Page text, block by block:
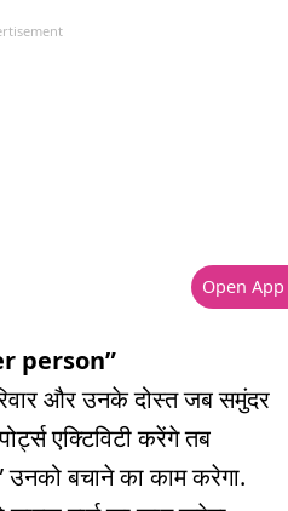
person”
और उनके दोस्त जब समुंदर
एक्टिविटी करेंगे तब
बचाने का काम करेगा.
Open App